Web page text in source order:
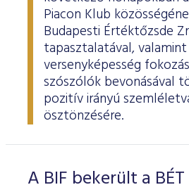
ESG Útmutató
Piacon Klub
Budapesti Értéktőzsde
tapasztalatával,
versenyképesség
szószólók bevonásával
pozitív irányú
ösztönzésére.
A BIF bekerült a